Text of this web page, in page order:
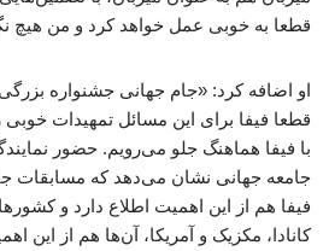
قطعا به خوبی عمل خواهد کرد و من هیچ
او اضافه کرد: «جام جهانی جشنواره
قطعا فیفا برای این مسائل تمهیدات
با فیفا هماهنگ جلو می‌رویم. حضور
جامعه جهانی نشان می‌دهد که مسابقات
فیفا هم از این اهمیت اطلاع دارد و
کانادا، مکزیک و آمریکا، آن‌ها هم از این